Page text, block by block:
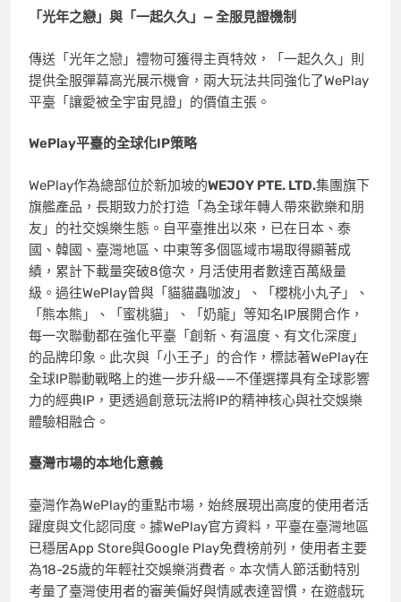
「光年之戀」與「一起久久」 —全服見證機制
傳送「光年之戀」禮物可獲得主頁特效，「一起久久」則
提供全服彈幕高光展示機會，兩大玩法共同強化了WePlay
平臺「讓愛被全宇宙見證」的價值主張。
WePlay平臺的全球化IP策略
WePlay作為總部位於新加坡的WEJOY PTE. LTD.集團旗下
旗艦產品，長期致力於打造「為全球年轉人帶來歡樂和朋
友」的社交娛樂生態。自平臺推出以來，已在日本、泰
國、韓國、臺灣地區 、中東等多個區域市場取得顯著成
績，累計下載量突破8億次，月活使用者數達百萬級量
級。過往WePlay曾與「貓貓蟲咖波」、「櫻桃小丸子」、
「熊本熊」、「蜜桃貓」、「奶龍」等知名IP展開合作，
每一次聯動都在強化平臺「創新、有溫度、有文化深度」
的品牌印象。此次與「小王子」的合作，標誌著WePlay在
全球IP聯動戰略上的進一步升級——不僅選擇具有全球影響
力的經典IP，更透過創意玩法將IP的精神核心與社交娛樂
體驗相融合。
臺灣市場的本地化意義
臺灣作為WePlay的重點市場，始終展現出高度的使用者活
躍度與文化認同度。據WePlay官方資料，平臺在臺灣地區
已穩居App Store與Google Play免費榜前列，使用者主要
為18-25歲的年輕社交娛樂消費者。本次情人節活動特別
考量了臺灣使用者的審美偏好與情感表達習慣，在遊戲玩